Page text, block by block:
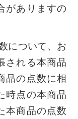
がありますの
について、お
される本商品
品の点数に相
時点の本商品
本商品の点数